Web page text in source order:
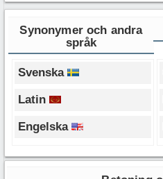
Synonymer och andra
språk
Svenska
Latin
Engelska